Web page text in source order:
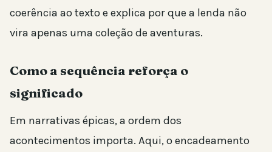
coerência ao texto e explica por que a lenda não
vira apenas uma coleção de aventuras.
Como a sequência reforça o
significado
Em narrativas épicas, a ordem dos
acontecimentos importa. Aqui, o encadeamento